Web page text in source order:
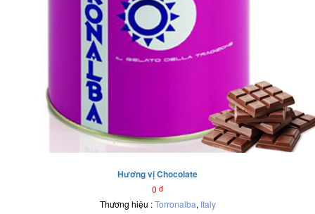
Hương vị Chocolate
0 đ
Thương hiệu :Torronalba, Italy